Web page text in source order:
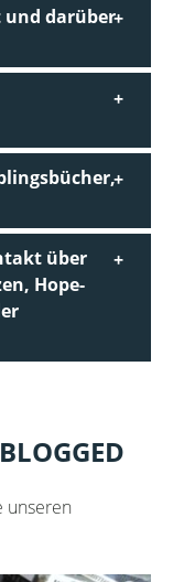
und darüber
über
Hope-
unseren